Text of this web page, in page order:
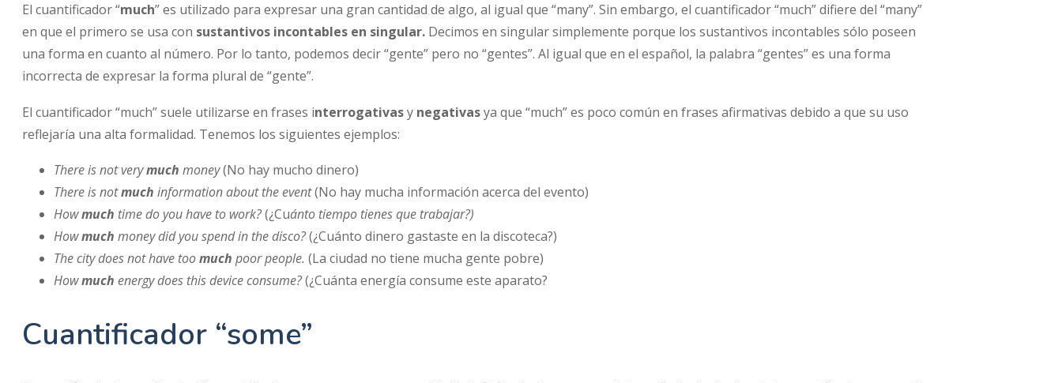
El cuantificador “much” es utilizado para expresar una gran cantidad de algo, al igual que “many”. Sin embargo, el cuantificador “much” difiere del “many”
en que el primero se usa con sustantivos incontables en singular. Decimos en singular simplemente porque los sustantivos incontables sólo poseen
una forma en cuanto al número. Por lo tanto, podemos decir “gente” pero no “gentes”. Al igual que en el español, la palabra “gentes” es una forma
incorrecta de expresar la forma plural de “gente”.
El cuantificador “much” suele utilizarse en frases interrogativasy negativasya que “much” es poco común en frases afirmativas debido a que su uso
reflejaría una alta formalidad. Tenemos los siguientes ejemplos:
There is not verymuch money(No hay mucho dinero)
There is notmuch information about the event(No hay mucha información acerca del evento)
Howmuch time do you have to work?(¿Cuánto tiempo tienes que trabajar?)
Howmuch money did you spend in the disco?(¿Cuánto dinero gastaste en la discoteca?)
The city does not have toomuch poor people. (La ciudad no tiene mucha gente pobre)
Howmuch energy does this device consume?(¿Cuánta energía consume este aparato?
Cuantificador “some”